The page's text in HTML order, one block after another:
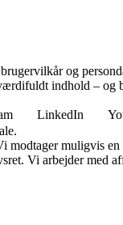
og
indhold – og
LinkedIn
muligvis
Vi arbejder med